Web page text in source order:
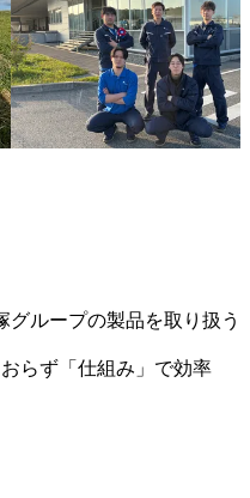
ループの製品を取り扱う
らず「仕組み」で効率